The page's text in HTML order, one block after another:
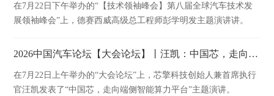
在7月22日下午举办的“【技术领袖峰会】第八届全球汽车技术发
展领袖峰会”上，德赛西威高级总工程师彭学明发主题演讲讲。
2026中国汽车论坛【大会论坛】丨汪凯：中国芯，走向端侧智能算力平台
在7月22日上午举办的“大会论坛”上，芯擎科技创始人兼首席执行
官汪凯发表了“中国芯，走向端侧智能算力平台”主题演讲。